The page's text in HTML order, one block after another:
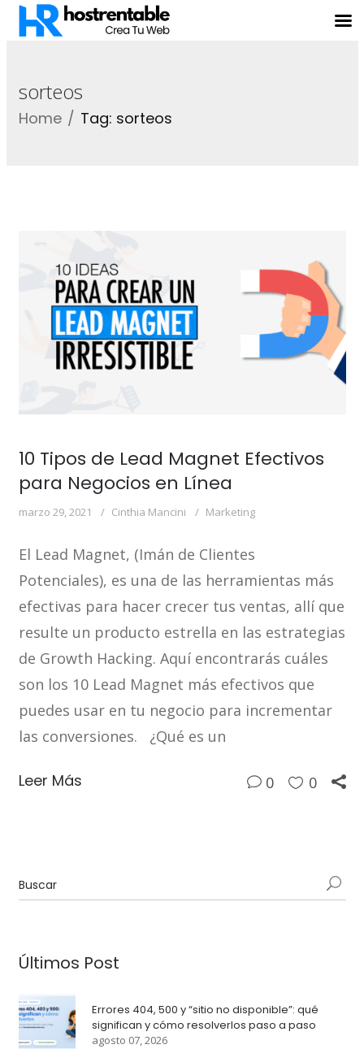
sorteos
Home Tag: sorteos
10 Tipos de Lead Magnet Efectivos
para Negocios en Línea
marzo 29, 2021 Cinthia Mancini Marketing
El Lead Magnet, (Imán de Clientes
Potenciales), es una de las herramientas más
efectivas para hacer crecer tus ventas, allí que
resulte un producto estrella en las estrategias
de Growth Hacking. Aquí encontrarás cuáles
son los 10 Lead Magnet más efectivos que
puedes usar en tu negocio para incrementar
las conversiones. ¿Qué es un
Leer Más 0 0
Últimos Post
Errores 404, 500 y “sitio no disponible”: qué
significan y cómo resolverlos paso a paso
agosto 07, 2026